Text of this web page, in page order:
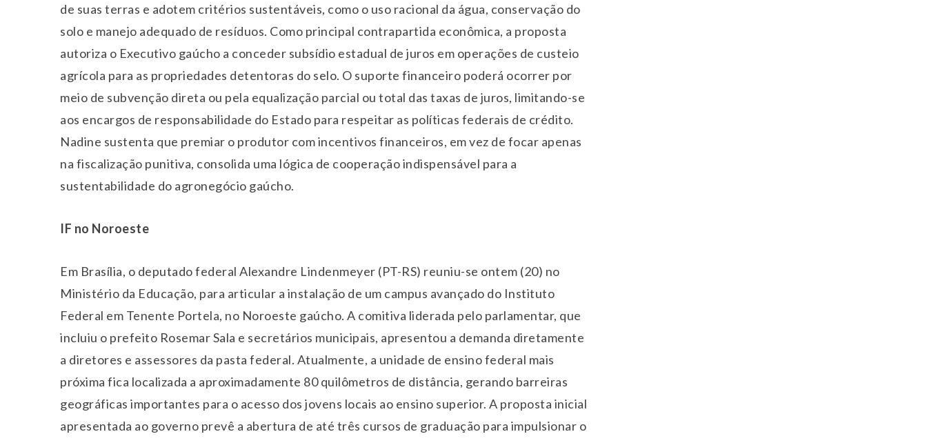
de suas terras e adotem critérios sustentáveis, como o uso racional da água, conservação do
solo e manejo adequado de resíduos. Como principal contrapartida econômica, a proposta
autoriza o Executivo gaúcho a conceder subsídio estadual de juros em operações de custeio
agrícola para as propriedades detentoras do selo. O suporte financeiro poderá ocorrer por
meio de subvenção direta ou pela equalização parcial ou total das taxas de juros, limitando-se
aos encargos de responsabilidade do Estado para respeitar as políticas federais de crédito.
Nadine sustenta que premiar o produtor com incentivos financeiros, em vez de focar apenas
na fiscalização punitiva, consolida uma lógica de cooperação indispensável para a
sustentabilidade do agronegócio gaúcho.
IF no Noroeste
Em Brasília, o deputado federal Alexandre Lindenmeyer (PT-RS) reuniu-se ontem (20) no
Ministério da Educação, para articular a instalação de um campus avançado do Instituto
Federal em Tenente Portela, no Noroeste gaúcho. A comitiva liderada pelo parlamentar, que
incluiu o prefeito Rosemar Sala e secretários municipais, apresentou a demanda diretamente
a diretores e assessores da pasta federal. Atualmente, a unidade de ensino federal mais
próxima fica localizada a aproximadamente 80 quilômetros de distância, gerando barreiras
geográficas importantes para o acesso dos jovens locais ao ensino superior. A proposta inicial
apresentada ao governo prevê a abertura de até três cursos de graduação para impulsionar o